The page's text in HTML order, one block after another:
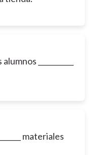
__________
materiales